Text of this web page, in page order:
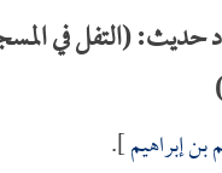
حديث: (التفل في
إبراهيم].